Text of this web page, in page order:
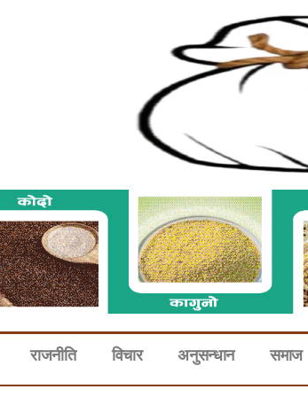
राजनीति विचार अनुसन्धान समाज